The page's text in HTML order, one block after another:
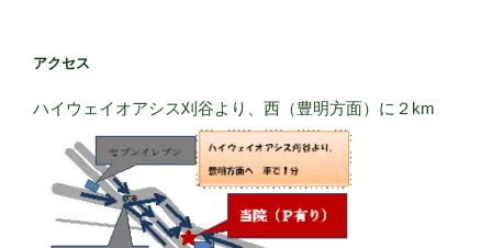
アクセス
ハイウェイオアシス刈谷より、西（豊明方面）に２km